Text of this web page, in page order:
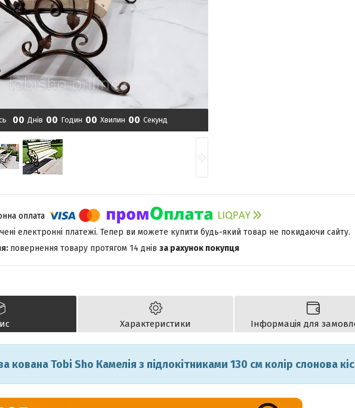
00 Днів 00 Годин 00 Хвилин 00 Секунд
електронні платежі. Тепер ви можете купити будь-який товар не покидаючи сайту.
повернення товару протягом 14 днів за рахунок покупця
Характеристики Інформація для
кована Tobi Sho Камелія з підлокітниками 130 см колір слонова